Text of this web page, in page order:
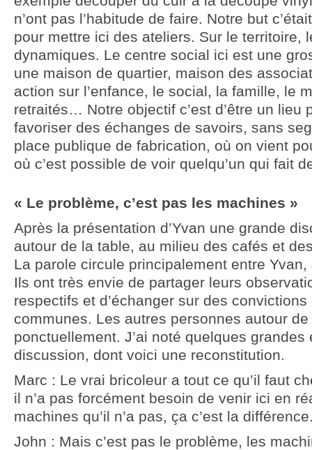
n’ont pas l’habitude de faire. Notre but
pour mettre ici des ateliers. Sur le territoire,
dynamiques. Le centre social ici est une
une maison de quartier, maison des
action sur l’enfance, le social, la famille, le
retraités… Notre objectif c’est d’être un lieu
favoriser des échanges de savoirs, sans
place publique de fabrication, où on vient
où c’est possible de voir quelqu’un qui fait
« Le problème, c’est pas les machines »
Après la présentation d’Yvan une grande
autour de la table, au milieu des cafés et
La parole circule principalement entre
Ils ont très envie de partager leurs
respectifs et d’échanger sur des
communes. Les autres personnes autour
ponctuellement. J’ai noté quelques grandes
discussion, dont voici une reconstitution.
Marc : Le vrai bricoleur a tout ce qu’il faut
il n’a pas forcément besoin de venir ici en
machines qu’il n’a pas, ça c’est la
John : Mais c’est pas le problème, les